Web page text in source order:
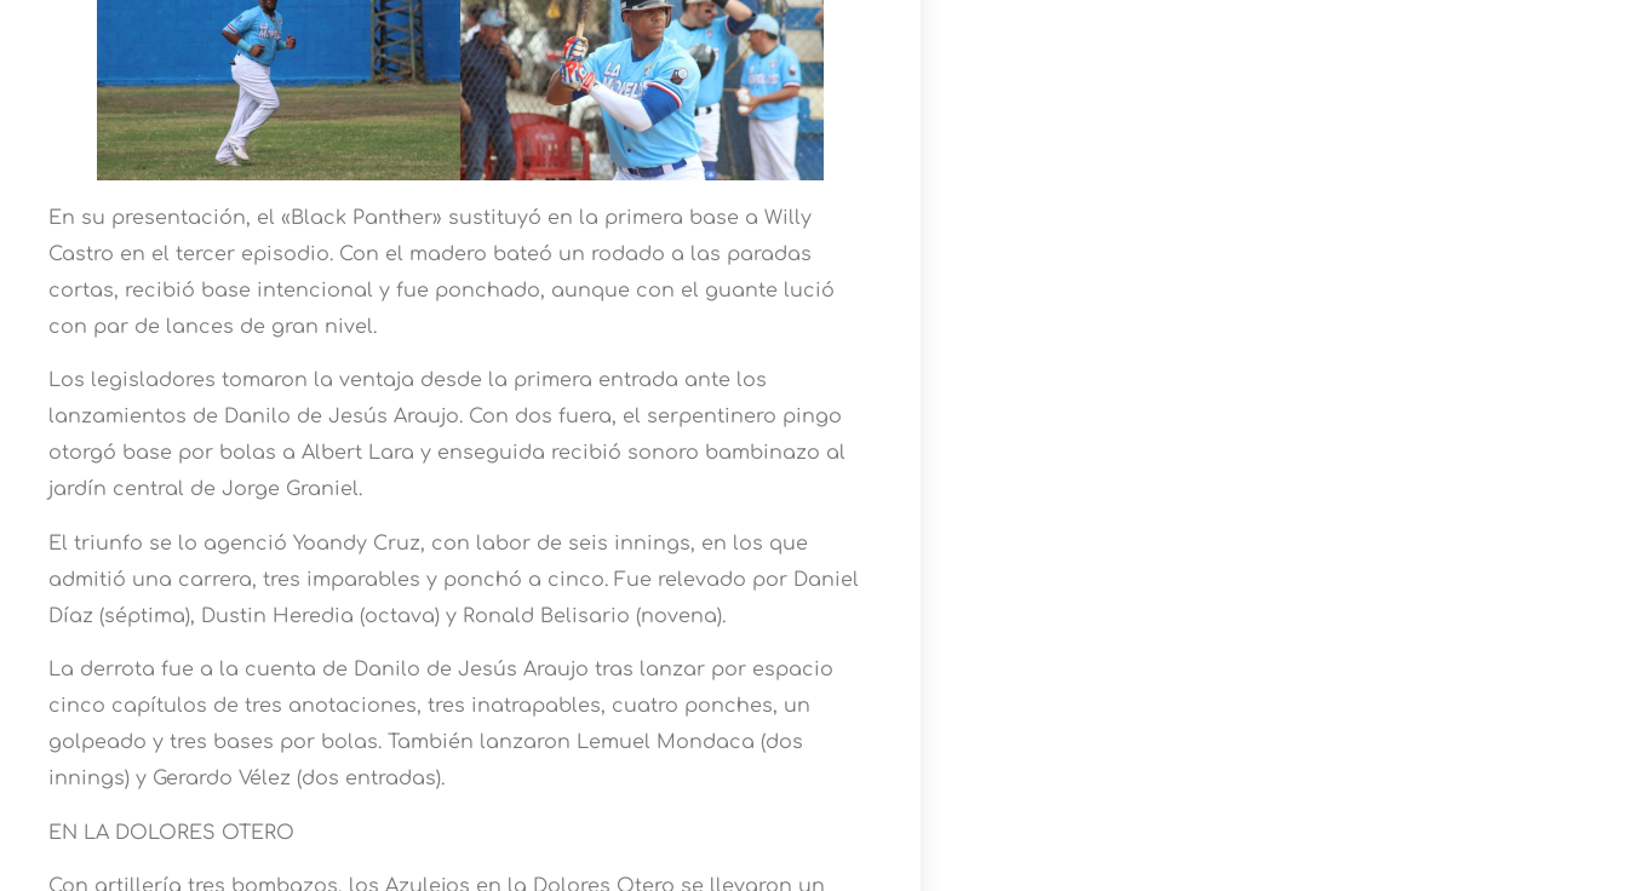
En su presentación, el «Black Panther» sustituyó en la primera base a Willy
Castro en el tercer episodio. Con el madero bateó un rodado a las paradas
cortas, recibió base intencional y fue ponchado, aunque con el guante lució
con par de lances de gran nivel.
Los legisladores tomaron la ventaja desde la primera entrada ante los
lanzamientos de Danilo de Jesús Araujo. Con dos fuera, el serpentinero pingo
otorgó base por bolas a Albert Lara y enseguida recibió sonoro bambinazo al
jardín central de Jorge Graniel.
El triunfo se lo agenció Yoandy Cruz, con labor de seis innings, en los que
admitió una carrera, tres imparables y ponchó a cinco. Fue relevado por Daniel
Díaz (séptima), Dustin Heredia (octava) y Ronald Belisario (novena).
La derrota fue a la cuenta de Danilo de Jesús Araujo tras lanzar por espacio
cinco capítulos de tres anotaciones, tres inatrapables, cuatro ponches, un
golpeado y tres bases por bolas. También lanzaron Lemuel Mondaca (dos
innings) y Gerardo Vélez (dos entradas).
EN LA DOLORES OTERO
Con artillería tres bombazos, los Azulejos en la Dolores Otero se llevaron un